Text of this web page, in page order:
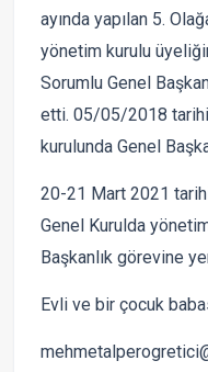
ayında yapılan 5.
yönetim kurulu
Sorumlu Genel
etti. 05/05/2018
kurulunda Genel
20-21 Mart 2021
Genel Kurulda
Başkanlık görevine
Evli ve bir çocuk